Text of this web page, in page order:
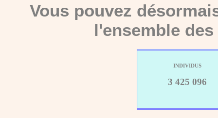
Vous pouvez
l'ensemble
INDIVIDUS
3 425 096